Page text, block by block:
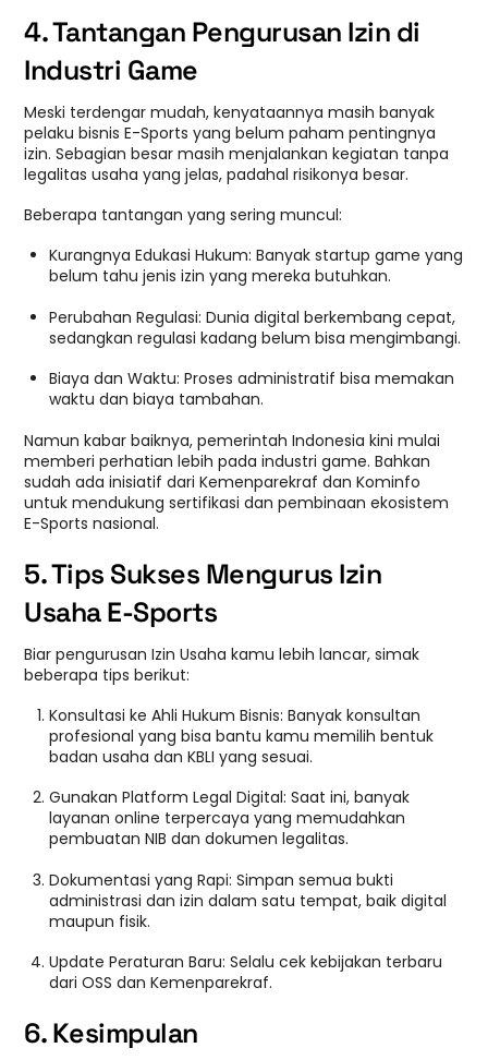
4. Tantangan Pengurusan Izin di
Industri Game
Meski terdengar mudah, kenyataannya masih banyak
pelaku bisnis E-Sports yang belum paham pentingnya
izin. Sebagian besar masih menjalankan kegiatan tanpa
legalitas usaha yang jelas, padahal risikonya besar.
Beberapa tantangan yang sering muncul:
Kurangnya Edukasi Hukum: Banyak startup game yang
belum tahu jenis izin yang mereka butuhkan.
Perubahan Regulasi: Dunia digital berkembang cepat,
sedangkan regulasi kadang belum bisa mengimbangi.
Biaya dan Waktu: Proses administratif bisa memakan
waktu dan biaya tambahan.
Namun kabar baiknya, pemerintah Indonesia kini mulai
memberi perhatian lebih pada industri game. Bahkan
sudah ada inisiatif dari Kemenparekraf dan Kominfo
untuk mendukung sertifikasi dan pembinaan ekosistem
E-Sports nasional.
5. Tips Sukses Mengurus Izin
Usaha E-Sports
Biar pengurusan Izin Usaha kamu lebih lancar, simak
beberapa tips berikut:
Konsultasi ke Ahli Hukum Bisnis: Banyak konsultan
profesional yang bisa bantu kamu memilih bentuk
badan usaha dan KBLI yang sesuai.
Gunakan Platform Legal Digital: Saat ini, banyak
layanan online terpercaya yang memudahkan
pembuatan NIB dan dokumen legalitas.
Dokumentasi yang Rapi: Simpan semua bukti
administrasi dan izin dalam satu tempat, baik digital
maupun fisik.
Update Peraturan Baru: Selalu cek kebijakan terbaru
dari OSS dan Kemenparekraf.
6. Kesimpulan